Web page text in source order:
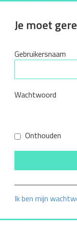
Je moet
Gebruikersnaam
Wachtwoord
Onthouden
Ik ben mijn